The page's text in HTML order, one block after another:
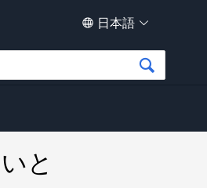
日本語
と